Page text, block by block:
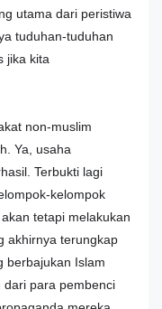
utama dari peristiwa
tuduhan-tuduhan
jika kita
non-muslim
Ya, usaha
Terbukti lagi
kelompok
tetapi melakukan
akhirnya terungkap
berbajukan Islam
para pembenci